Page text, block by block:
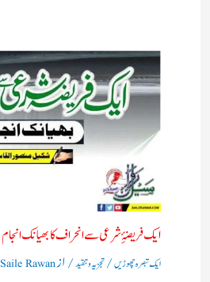
ایک فریضۂِ شرعی سے انحراف کا بھیانک انجام
ایک تبصرہ چھوڑیں/تجزیہ و تنقید/ ازSaile Rawan